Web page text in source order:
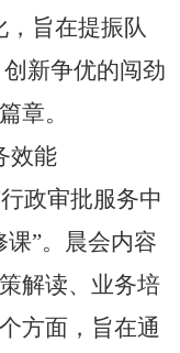
，旨在提振队
新争优的闯劲
章。
效能
政审批服务中
”。晨会内容
解读、业务培
方面，旨在通